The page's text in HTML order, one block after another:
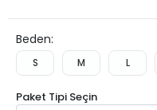
Beden:
S M L
Paket Tipi Seçin